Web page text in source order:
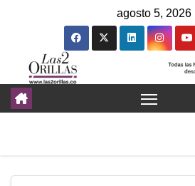
agosto 5, 2026